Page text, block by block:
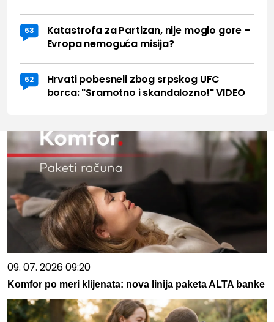
63
Katastrofa za Partizan, nije moglo gore –
Evropa nemoguća misija?
62
Hrvati pobesneli zbog srpskog UFC
borca: "Sramotno i skandalozno!" VIDEO
09. 07. 2026 09:20
Komfor po meri klijenata: nova linija paketa ALTA banke